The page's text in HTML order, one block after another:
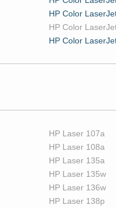
HP Color
HP Color
HP Color
HP Laser 107a
HP Laser 108a
HP Laser 135a
HP Laser 135w
HP Laser 136w
HP Laser 138p